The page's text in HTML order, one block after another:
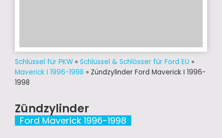
Schlüssel für PKW » Schlüssel & Schlösser für Ford EU »
Maverick I 1996-1998 » Zündzylinder Ford Maverick I 1996-
1998
Zündzylinder
Ford Maverick 1996-1998